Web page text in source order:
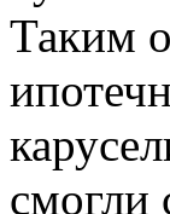
Таким
смогли